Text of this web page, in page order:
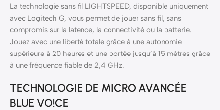
La technologie sans fil LIGHTSPEED, disponible uniquement
avec Logitech G, vous permet de jouer sans fil, sans
compromis sur la latence, la connectivité ou la batterie.
Jouez avec une liberté totale grâce à une autonomie
supérieure à 20 heures et une portée jusqu’à 15 mètres grâce
à une fréquence fiable de 2,4 GHz.
TECHNOLOGIE DE MICRO AVANCÉE
BLUE VO!CE